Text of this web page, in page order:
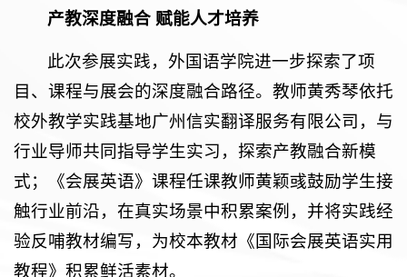
产教深度融合 赋能人才培养
此次参展实践，外国语学院进一步探索了项
目、课程与展会的深度融合路径。教师黄秀琴依托
校外教学实践基地广州信实翻译服务有限公司，与
行业导师共同指导学生实习，探索产教融合新模
式；《会展英语》课程任课教师黄颖彧鼓励学生接
触行业前沿，在真实场景中积累案例，并将实践经
验反哺教材编写，为校本教材《国际会展英语实用
教程》积累鲜活素材。